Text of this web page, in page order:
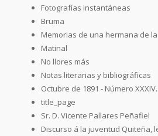
Fotografías instantáneas
Bruma
Memorias de una hermana de
Matinal
No llores más
Notas literarias y bibliográficas
Octubre de 1891 - Número XXXIV.
title_page
Sr. D. Vicente Pallares Peñafiel
Discurso á la juventud Quiteña,